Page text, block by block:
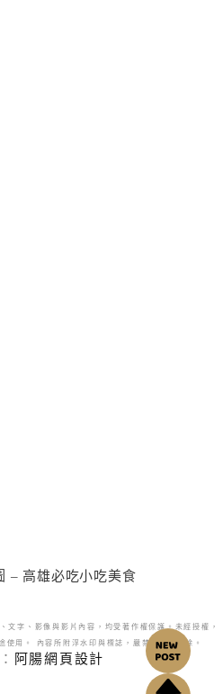
文字、影像與影片內容，均受著作權保護。未經授權，
使用。 內容所附浮水印與標誌，嚴禁更改或移除。
阿腸網頁設計